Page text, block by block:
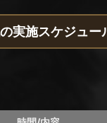
実施スケジュー